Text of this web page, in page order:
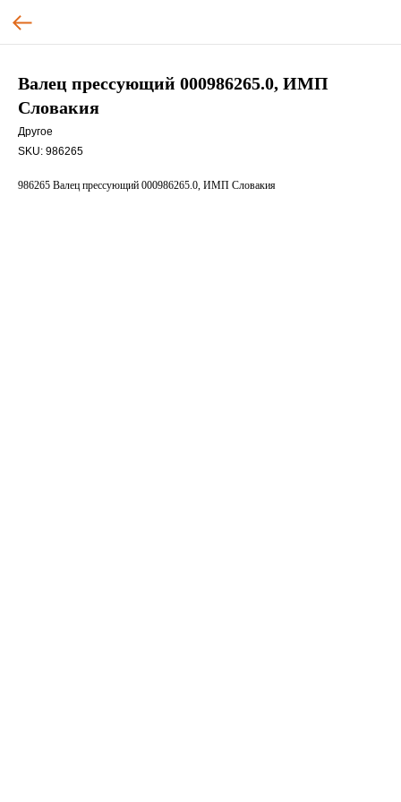
Валец прессующий 000986265.0, ИМП
Словакия
Другое
SKU: 986265
986265 Валец прессующий 000986265.0, ИМП Словакия